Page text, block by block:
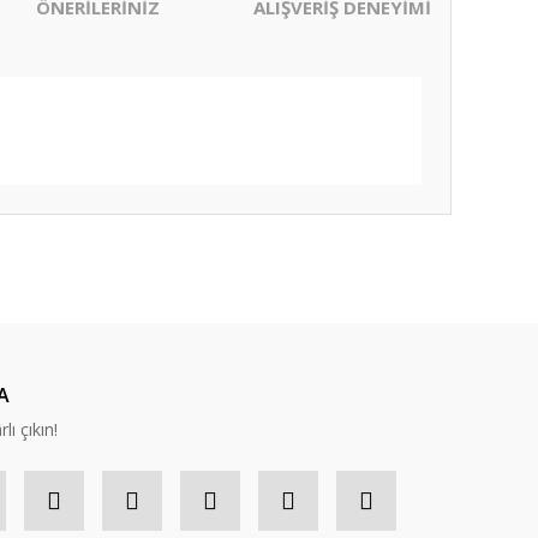
ÖNERİLERİNİZ ALIŞVERİŞ DENEYİMİ
çıkın!